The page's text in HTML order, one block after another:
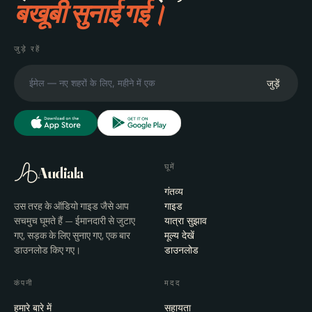
बखूबी सुनाई गई।
जुड़े रहें
जुड़ें
Audiala
उस तरह के ऑडियो गाइड जैसे आप
सचमुच घूमते हैं — ईमानदारी से जुटाए
गए, सड़क के लिए सुनाए गए, एक बार
डाउनलोड किए गए।
घूमें
गंतव्य
गाइड
यात्रा सुझाव
मूल्य देखें
डाउनलोड
कंपनी
हमारे बारे में
मदद
सहायता